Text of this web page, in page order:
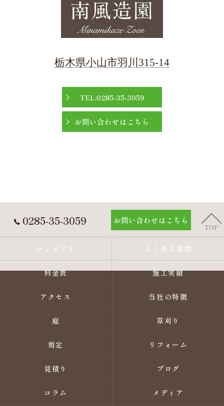
栃木県小山市羽川315-14
TEL:0285-35-3059
お問い合わせはこちら
0285-35-3059 お問い合わせはこちら
TOP
コンセプト よくある質問
料金表 施工実績
アクセス 当社の特徴
庭 草刈り
剪定 リフォーム
見積り ブログ
コラム メディア